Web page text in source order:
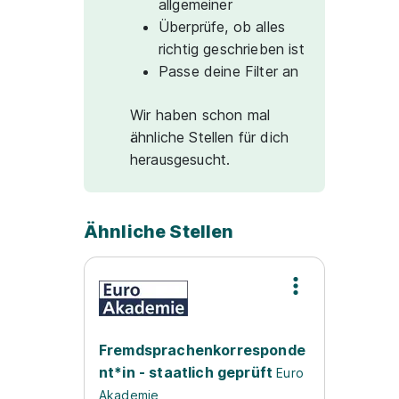
allgemeiner
Überprüfe, ob alles
richtig geschrieben ist
Passe deine Filter an
Wir haben schon mal
ähnliche Stellen für dich
herausgesucht.
Ähnliche Stellen
Fremdsprachenkorresponde
nt*in - staatlich geprüft Euro
Akademie